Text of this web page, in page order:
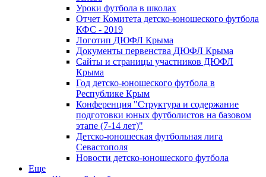
Уроки футбола в школах
Отчет Комитета детско-юношеского футбола
КФС - 2019
Логотип ДЮФЛ Крыма
Документы первенства ДЮФЛ Крыма
Сайты и страницы участников ДЮФЛ
Крыма
Год детско-юношеского футбола в
Республике Крым
Конференция "Структура и содержание
подготовки юных футболистов на базовом
этапе (7-14 лет)"
Детско-юношеская футбольная лига
Севастополя
Новости детско-юношеского футбола
Еще